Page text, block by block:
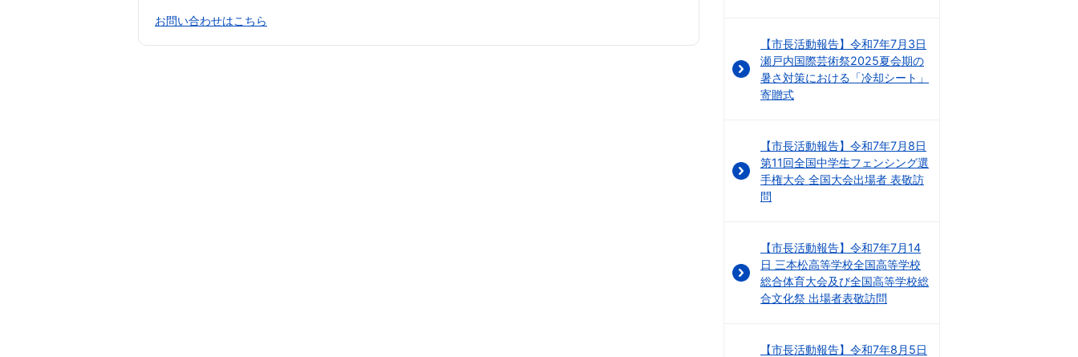
お問い合わせはこちら
【市長活動報告】令和7年7月3日
瀬戸内国際芸術祭2025夏会期の
暑さ対策における「冷却シート」
寄贈式
【市長活動報告】令和7年7月8日
第11回全国中学生フェンシング選
手権大会 全国大会出場者 表敬訪
問
【市長活動報告】令和7年7月14
日 三本松高等学校全国高等学校
総合体育大会及び全国高等学校総
合文化祭 出場者表敬訪問
【市長活動報告】令和7年8月5日